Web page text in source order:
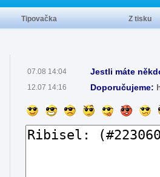
07.08 14:04 Jestli máte
12.07 14:16 Doporučujeme:
Tipovačka Z tisku